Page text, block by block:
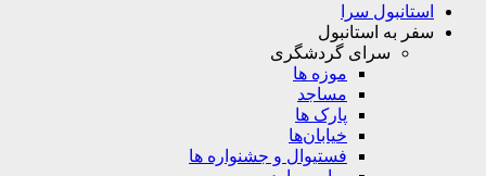
استانبول سرا
سفر به استانبول
سرای گردشگری
موزه ها
مساجد
پارک ها
خیابان‌ها
فستیوال و جشنواره ها